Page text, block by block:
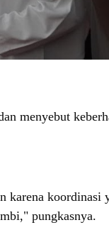
menyebut
karena koordinasi
pungkasnya.